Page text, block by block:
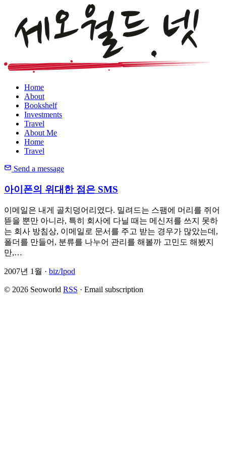
Home
About
Bookshelf
Investments
Travel
About Me
Home
Travel
Send a message
아이폰의 위대한 점은 SMS
이메일은 내게 골치덩어리였다. 밀려드는 스팸에 머리를 쥐어
뜯을 뿐만 아니라, 특히 회사에 다닐 때는 메신저를 쓰지 못하
는 회사 방침상, 이메일로 문서를 주고 받는 경우가 많았는데,
폴더를 만들어, 분류를 나누어 관리를 해볼까 고민도 해봤지
만,…
2007년 1월 · biz/Ipod
© 2026 Seoworld RSS · Email subscription